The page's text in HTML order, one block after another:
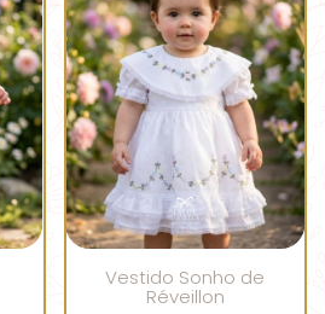
Vestido Sonho de
Réveillon